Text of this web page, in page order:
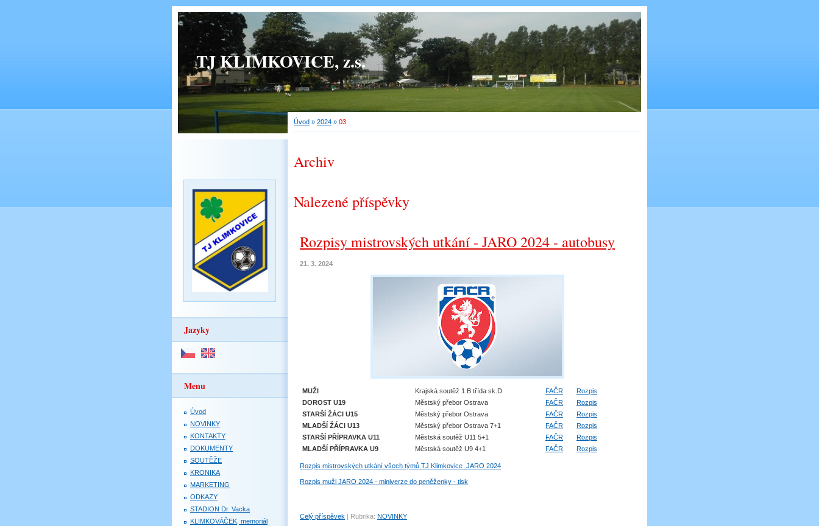
TJ KLIMKOVICE, z.s.
Úvod » 2024 » 03
Archiv
Nalezené příspěvky
Rozpisy mistrovských utkání - JARO 2024 - autobusy
21. 3. 2024
MUŽI Krajská soutěž 1.B třída sk.D FAČR
Rozpis
DOROST U19
Městský přebor Ostrava FAČR
Rozpis
STARŠÍ ŽÁCI U15
Městský přebor Ostrava FAČR
Rozpis
MLADŠÍ ŽÁCI U13
Městský přebor Ostrava 7+1 FAČR
Rozpis
STARŠÍ PŘÍPRAVKA U11
Městská soutěž U11 5+1 FAČR
Rozpis
MLADŠÍ PŘÍPRAVKA U9
Městská soutěž U9 4+1 FAČR Rozpis
Rozpis mistrovských utkání všech týmů TJ Klimkovice_JARO 2024
Rozpis muži JARO 2024 - miniverze do peněženky - tisk
Celý příspěvek | Rubrika: NOVINKY
Jazyky
Menu
Úvod
NOVINKY
KONTAKTY
DOKUMENTY
SOUTĚŽE
KRONIKA
MARKETING
ODKAZY
STADION Dr. Vacka
KLIMKOVÁČEK, memoriál